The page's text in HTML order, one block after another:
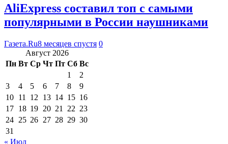
AliExpress составил топ с самыми
популярными в России наушниками
Газета.Ru8 месяцев спустя 0
Август 2026
Пн Вт Ср Чт Пт Сб Вс
1
2
3
4 5 6 7 8
9
10 11 12 13 14 15 16
17 18 19 20 21 22 23
24 25 26 27 28 29 30
31
« Июл